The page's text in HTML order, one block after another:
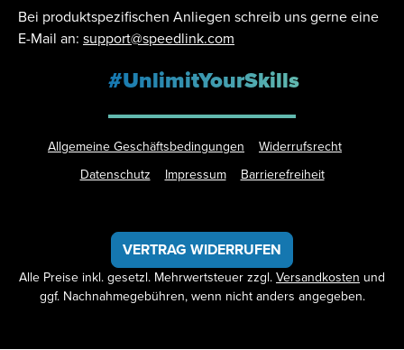
Bei produktspezifischen Anliegen schreib uns gerne eine
E-Mail an: support@speedlink.com
#UnlimitYourSkills
Allgemeine Geschäftsbedingungen
Widerrufsrecht
Datenschutz
Impressum Barrierefreiheit
VERTRAG WIDERRUFEN
Alle Preise inkl. gesetzl. Mehrwertsteuer zzgl.Versandkosten und
ggf. Nachnahmegebühren, wenn nicht anders angegeben.